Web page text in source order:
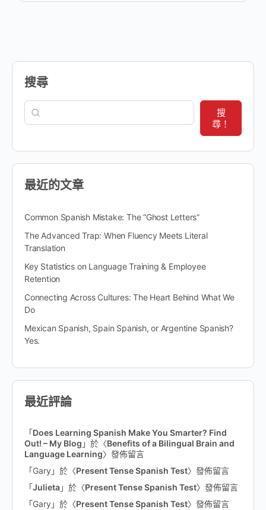
搜尋
搜
尋！
最近的文章
Common Spanish Mistake: The “Ghost Letters”
The Advanced Trap: When Fluency Meets Literal
Translation
Key Statistics on Language Training & Employee
Retention
Connecting Across Cultures: The Heart Behind What We
Do
Mexican Spanish, Spain Spanish, or Argentine Spanish?
Yes.
最近評論
「Does Learning Spanish Make You Smarter? Find
Out! – My Blog 」於〈Benefits of a Bilingual Brain and
Language Learning〉發佈留言
「Gary 」於〈Present Tense Spanish Test〉發佈留言
「Julieta」於〈Present Tense Spanish Test〉發佈留言
「Gary 」於〈Present Tense Spanish Test〉發佈留言